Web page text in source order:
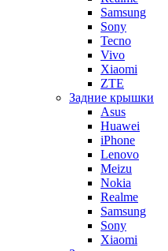
Samsung
Sony
Tecno
Vivo
Xiaomi
ZTE
Задние крышки
Asus
Huawei
iPhone
Lenovo
Meizu
Nokia
Realme
Samsung
Sony
Xiaomi